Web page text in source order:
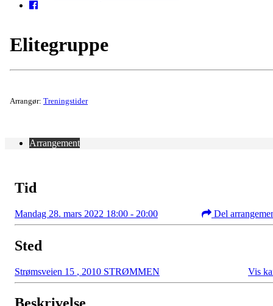
Elitegruppe
Arrangør: Treningstider
Arrangement
Tid
Mandag 28. mars 2022 18:00 - 20:00 Del
Sted
Strømsveien 15 , 2010 STRØMMEN Vis